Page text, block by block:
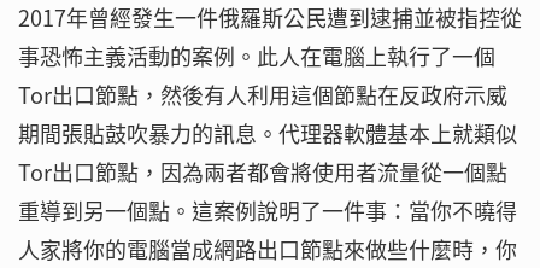
2017年曾經發生一件俄羅斯公民遭到逮捕並被指控從
事恐怖主義活動的案例。此人在電腦上執行了一個
Tor出口節點，然後有人利用這個節點在反政府示威
期間張貼鼓吹暴力的訊息。代理器軟體基本上就類似
Tor出口節點，因為兩者都會將使用者流量從一個點
重導到另一個點。這案例說明了一件事：當你不曉得
人家將你的電腦當成網路出口節點來做些什麼時，你